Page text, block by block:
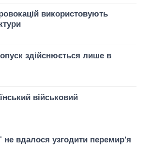
використовують
здійснюється лише в
військовий
не вдалося узгодити перемир'я